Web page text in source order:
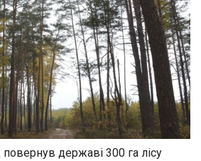
повернув державі 300 га лісу